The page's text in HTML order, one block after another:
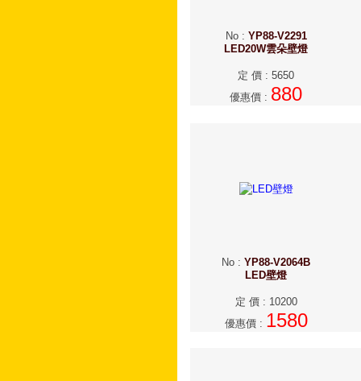
No: YP88-V2291
LED20W雲朵壁燈
定 價 : 5650
優惠價 : 880
No : YP88-V2064B
LED壁燈
定 價: 10200
優惠價: 1580